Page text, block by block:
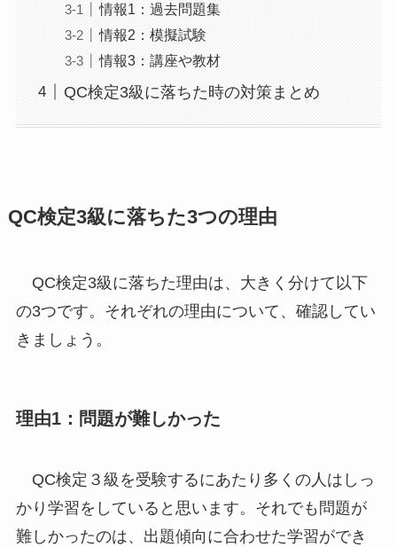
情報1：過去問題集
情報2：模擬試験
情報3：講座や教材
QC検定3級に落ちた時の対策まとめ
QC検定3級に落ちた3つの理由
QC検定3級に落ちた理由は、大きく分けて以下
の3つです。それぞれの理由について、確認してい
きましょう。
理由1：問題が難しかった
QC検定３級を受験するにあたり多くの人はしっ
かり学習をしていると思います。それでも問題が
難しかったのは、出題傾向に合わせた学習ができ